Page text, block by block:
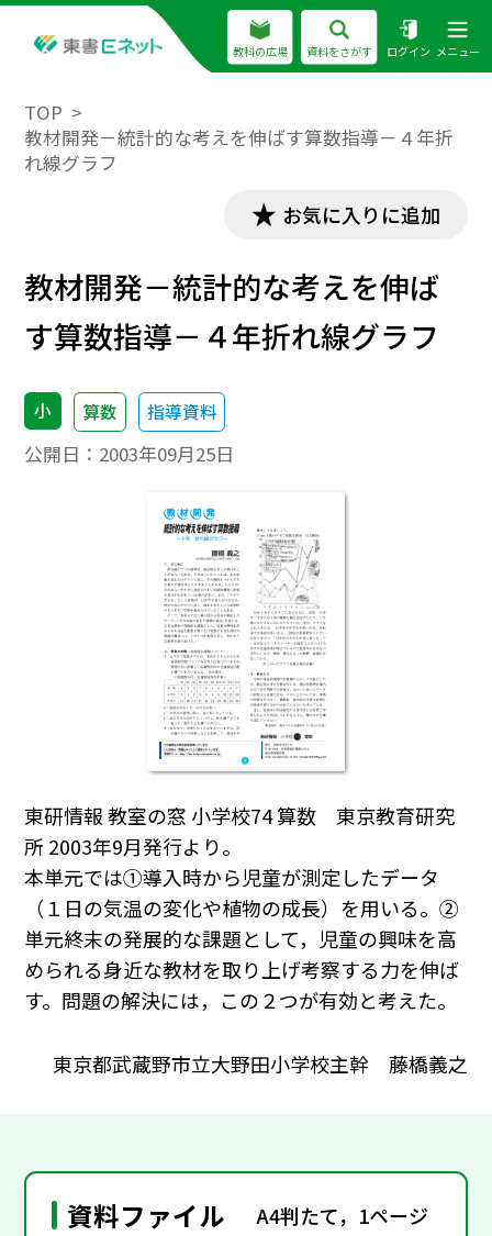
教科の広場 資料をさがす ログイン メニュー
TOP
教材開発－統計的な考えを伸ばす算数指導－４年折
れ線グラフ
お気に入りに追加
教材開発－統計的な考えを伸ば
す算数指導－４年折れ線グラフ
小 算数 指導資料
公開日： 2003年09月25日
東研情報 教室の窓 小学校74 算数 東京教育研究
所 2003年9月発行より。
本単元では①導入時から児童が測定したデータ
（１日の気温の変化や植物の成長）を用いる。②
単元終末の発展的な課題として，児童の興味を高
められる身近な教材を取り上げ考察する力を伸ば
す。問題の解決には，この２つが有効と考えた。
東京都武蔵野市立大野田小学校主幹 藤橋義之
資料ファイル A4判たて，1ページ